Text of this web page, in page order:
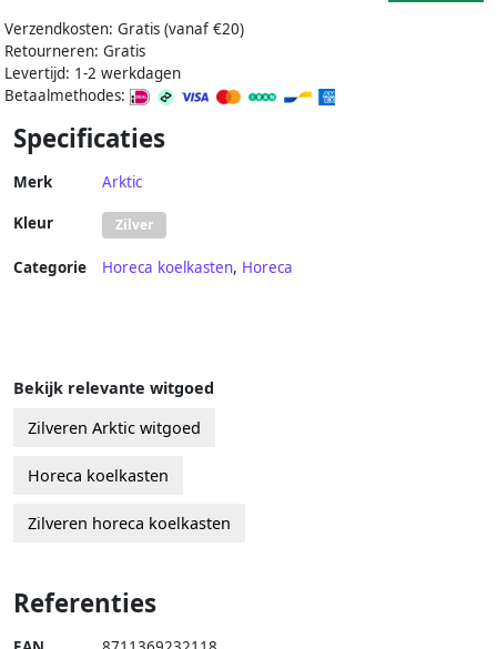
Verzendkosten: Gratis (vanaf €20)
Retourneren: Gratis
Levertijd: 1-2 werkdagen
Betaalmethodes:
Specificaties
Merk Arktic
Kleur Zilver
Categorie Horeca koelkasten, Horeca
Bekijk relevante witgoed
Zilveren Arktic witgoed
Horeca koelkasten
Zilveren horeca koelkasten
Referenties